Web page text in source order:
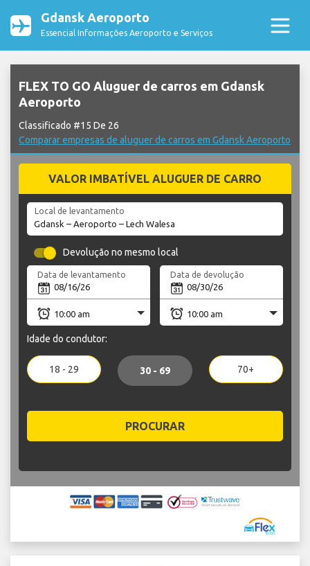
Gdansk Aeroporto
Essencial Informações Aeroporto e Serviços
FLEX TO GO Aluguer de carros em Gdansk
Aeroporto
Classificado #15 De 26
Comparar empresas de aluguer de carros em Gdansk Aeroporto
VALOR IMBATÍVEL ALUGUER DE CARRO
Local de levantamento
Devolução no mesmo local
Data de levantamento Data de devolução
Idade do condutor:
18 - 29 30 - 69 70+
PROCURAR